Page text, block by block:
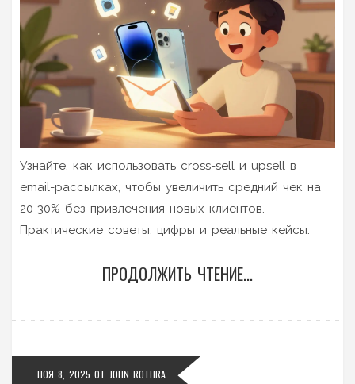
Узнайте, как использовать cross-sell и upsell в
email-рассылках, чтобы увеличить средний чек на
20-30% без привлечения новых клиентов.
Практические советы, цифры и реальные кейсы.
ПРОДОЛЖИТЬ ЧТЕНИЕ...
НОЯ 8, 2025 ОТ JOHN ROTHRA